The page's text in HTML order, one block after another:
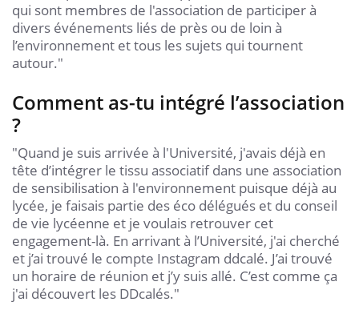
qui sont membres de l'association de participer à
divers événements liés de près ou de loin à
l’environnement et tous les sujets qui tournent
autour."
Comment as-tu intégré l’association
?
"Quand je suis arrivée à l'Université, j'avais déjà en
tête d’intégrer le tissu associatif dans une association
de sensibilisation à l'environnement puisque déjà au
lycée, je faisais partie des éco délégués et du conseil
de vie lycéenne et je voulais retrouver cet
engagement-là. En arrivant à l’Université, j'ai cherché
et j’ai trouvé le compte Instagram ddcalé. J’ai trouvé
un horaire de réunion et j’y suis allé. C’est comme ça
j'ai découvert les DDcalés."